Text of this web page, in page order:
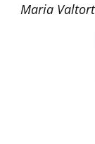
Maria